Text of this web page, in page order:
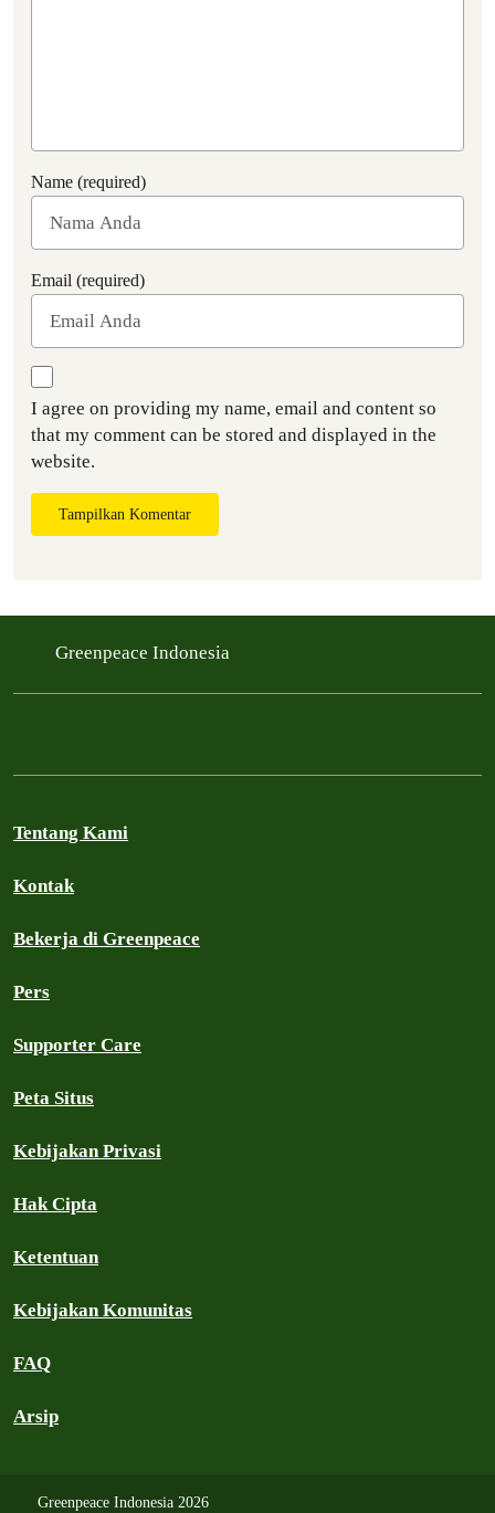
Name (required)
Email (required)
I agree on providing my name, email and content so
that my comment can be stored and displayed in the
website.
Tampilkan Komentar
Greenpeace Indonesia
Tentang Kami
Kontak
Bekerja di Greenpeace
Pers
Supporter Care
Peta Situs
Kebijakan Privasi
Hak Cipta
Ketentuan
Kebijakan Komunitas
FAQ
Arsip
Greenpeace Indonesia 2026